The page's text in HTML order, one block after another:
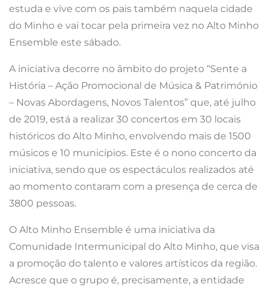
estuda e vive com os pais também naquela cidade
do Minho e vai tocar pela primeira vez no Alto Minho
Ensemble este sábado.
A iniciativa decorre no âmbito do projeto “Sente a
História – Ação Promocional de Música & Património
– Novas Abordagens, Novos Talentos” que, até julho
de 2019, está a realizar 30 concertos em 30 locais
históricos do Alto Minho, envolvendo mais de 1500
músicos e 10 municípios. Este é o nono concerto da
iniciativa, sendo que os espectáculos realizados até
ao momento contaram com a presença de cerca de
3800 pessoas.
O Alto Minho Ensemble é uma iniciativa da
Comunidade Intermunicipal do Alto Minho, que visa
a promoção do talento e valores artísticos da região.
Acresce que o grupo é, precisamente, a entidade